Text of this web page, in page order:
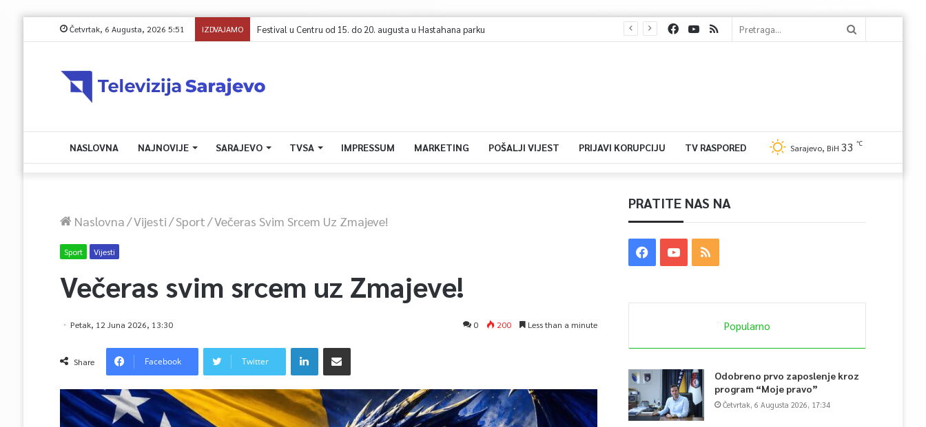
Četvrtak, 6 Augusta, 2026 5:51 IZDVAJAMO Sutra na Igmanu manifestacija „Dova za domovinu“
NASLOVNA NAJNOVIJE SARAJEVO TVSA IMPRESSUM MARKETING POŠALJI VIJEST PRIJAVI KORUPCIJU TV RASPORED Sarajevo, BiH 33 ℃
Naslovna/Vijesti/Sport/Večeras Svim Srcem Uz Zmajeve!
Sport Vijesti
Večeras svim srcem uz Zmajeve!
Petak, 12 Juna 2026, 13:30 0 200 Less than a minute
Share Facebook Twitter
PRATITE NAS NA
Popularno
Odobreno prvo zaposlenje kroz
program “Moje pravo”
Četvrtak, 6 Augusta 2026, 17:34